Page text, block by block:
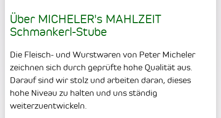
Über MICHELER's MAHLZEIT
Schmankerl-Stube
Die Fleisch- und Wurstwaren von Peter Micheler
zeichnen sich durch geprüfte hohe Qualität aus.
Darauf sind wir stolz und arbeiten daran, dieses
hohe Niveau zu halten und uns ständig
weiterzuentwickeln.